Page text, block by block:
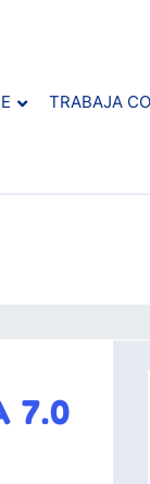
TRABAJA
7.0